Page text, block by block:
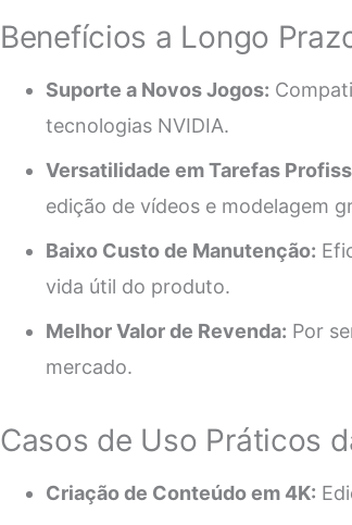
Benefícios a Longo
Suporte a Novos Jogos:
tecnologias NVIDIA.
Versatilidade em Tarefas
edição de vídeos e modelagem
Baixo Custo de Manutenção:
vida útil do produto.
Melhor Valor de Revenda: Por
mercado.
Casos de Uso Práticos
Criação de Conteúdo em 4K: